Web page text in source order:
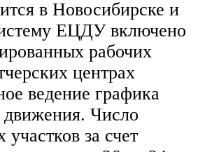
в Новосибирске и
ЕЦДУ включено
рабочих
центрах
ведение графика
движения. Число
участков за счет